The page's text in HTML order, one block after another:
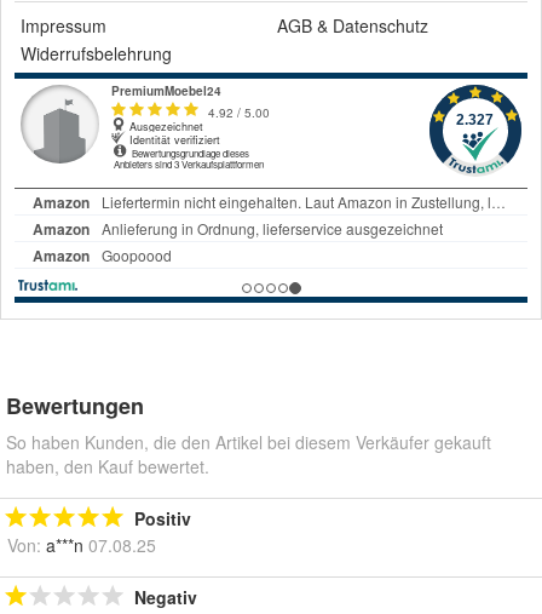
Impressum
AGB & Datenschutz
Widerrufsbelehrung
Bewertungen
So haben Kunden, die den Artikel bei diesem Verkäufer gekauft
haben, den Kauf bewertet.
Positiv
Von: a***n 07.08.25
Negativ